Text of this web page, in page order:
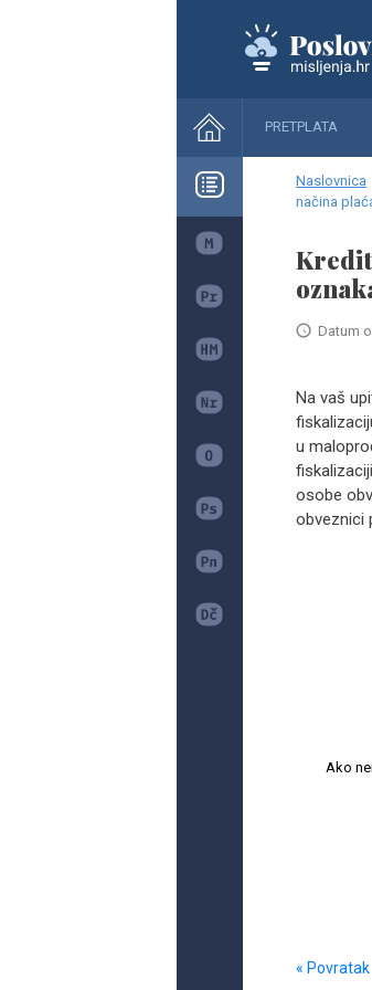
PRETPLATA
Naslovnica
načina
Datum
Na vaš
u
osobe
obveznici
Ako
« Povratak